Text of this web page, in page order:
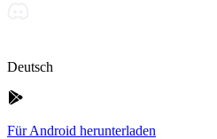
Deutsch
Für Android herunterladen